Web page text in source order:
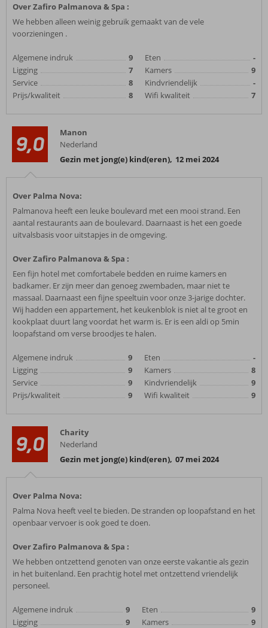
Over Zafiro Palmanova & Spa :
We hebben alleen weinig gebruik gemaakt van de vele
voorzieningen .
Algemene indruk
9
Ligging
7
Service
8
Prijs/kwaliteit
8
Eten
-
Kamers
9
Kindvriendelijk
-
Wifi kwaliteit
7
9,0
Manon
Nederland
Gezin met jong(e) kind(eren), 12 mei 2024
Over Palma Nova:
Palmanova heeft een leuke boulevard met een mooi strand. Een
aantal restaurants aan de boulevard. Daarnaast is het een goede
uitvalsbasis voor uitstapjes in de omgeving.
Over Zafiro Palmanova & Spa :
Een fijn hotel met comfortabele bedden en ruime kamers en
badkamer. Er zijn meer dan genoeg zwembaden, maar niet te
massaal. Daarnaast een fijne speeltuin voor onze 3-jarige dochter.
Wij hadden een appartement, het keukenblok is niet al te groot en
kookplaat duurt lang voordat het warm is. Er is een aldi op 5min
loopafstand om verse broodjes te halen.
Algemene indruk
9
Ligging
9
Service
9
Prijs/kwaliteit
9
Eten
-
Kamers
8
Kindvriendelijk
9
Wifi kwaliteit
9
9,0
Charity
Nederland
Gezin met jong(e) kind(eren), 07 mei 2024
Over Palma Nova:
Palma Nova heeft veel te bieden. De stranden op loopafstand en het
openbaar vervoer is ook goed te doen.
Over Zafiro Palmanova & Spa :
We hebben ontzettend genoten van onze eerste vakantie als gezin
in het buitenland. Een prachtig hotel met ontzettend vriendelijk
personeel.
Algemene indruk
9
Ligging
9
Eten
9
Kamers
9